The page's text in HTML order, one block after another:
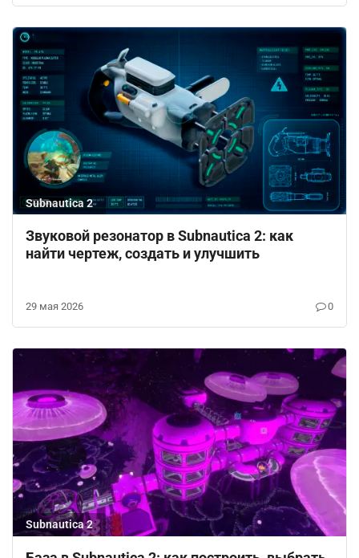
Subnautica 2
Звуковой резонатор в Subnautica 2: как
найти чертеж, создать и улучшить
29 мая 2026 0
Subnautica 2